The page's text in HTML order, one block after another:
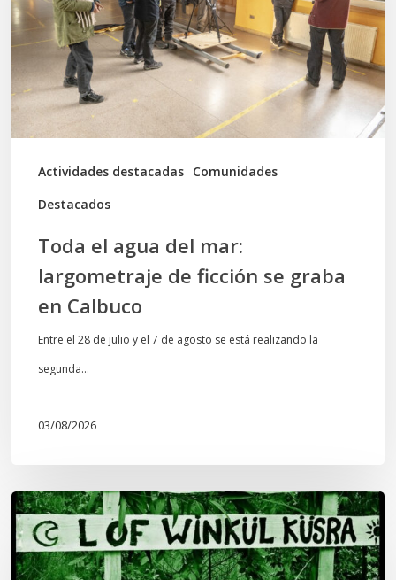
Actividades destacadas Comunidades
Destacados
mar:
largometraje
de
ficción
se
graba
Toda el agua del mar:
largometraje de ficción se graba
en Calbuco
Entre el 28 de julio y el 7 de agosto se está realizando la
segunda…
03/08/2026
Lof
Winkül
Küsra